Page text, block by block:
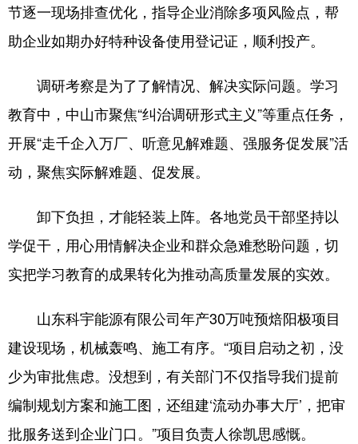
节逐一现场排查优化，指导企业消除多项风险点，帮
助企业如期办好特种设备使用登记证，顺利投产。
调研考察是为了了解情况、解决实际问题。学习
教育中，中山市聚焦“纠治调研形式主义”等重点任务，
开展“走千企入万厂、听意见解难题、强服务促发展”活
动，聚焦实际解难题、促发展。
卸下负担，才能轻装上阵。各地党员干部坚持以
学促干，用心用情解决企业和群众急难愁盼问题，切
实把学习教育的成果转化为推动高质量发展的实效。
山东科宇能源有限公司年产30万吨预焙阳极项目
建设现场，机械轰鸣、施工有序。“项目启动之初，没
少为审批焦虑。没想到，有关部门不仅指导我们提前
编制规划方案和施工图，还组建‘流动办事大厅’，把审
批服务送到企业门口。”项目负责人徐凯思感慨。